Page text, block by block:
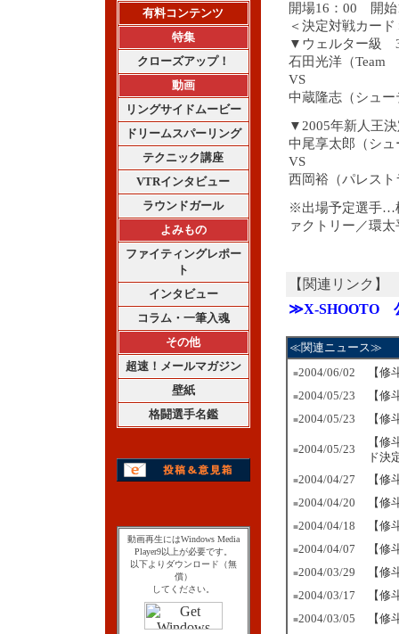
有料コンテンツ
特集
クローズアップ！
動画
リングサイドムービー
ドリームスパーリング
テクニック講座
VTRインタビュー
ラウンドガール
よみもの
ファイティングレポー
ト
インタビュー
コラム・一筆入魂
その他
超速！メールマガジン
壁紙
格闘選手名鑑
動画再生にはWindows Media
Player9以上が必要です。
以下よりダウンロード（無
償）
してください。
開場16：00 開始
＜決定対戦カード
▼ウェルター級
石田光洋（Team
VS
中蔵隆志（シュ
▼2005年新人王
中尾享太郎（シ
VS
西岡裕（パレスト
※出場予定選手…
ァクトリー／環
【関連リンク】
≫X-SHOOTO
≪関連ニュース≫
■2004/06/02 【
■2004/05/23 【
■2004/05/23 【
■2004/05/23
【
ド決
■2004/04/27 【
■2004/04/20 【
■2004/04/18 【
■2004/04/07 【
■2004/03/29 【
■2004/03/17 【
■2004/03/05 【